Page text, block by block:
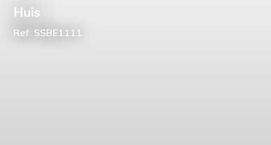
Huis
Ref: SSBE1111